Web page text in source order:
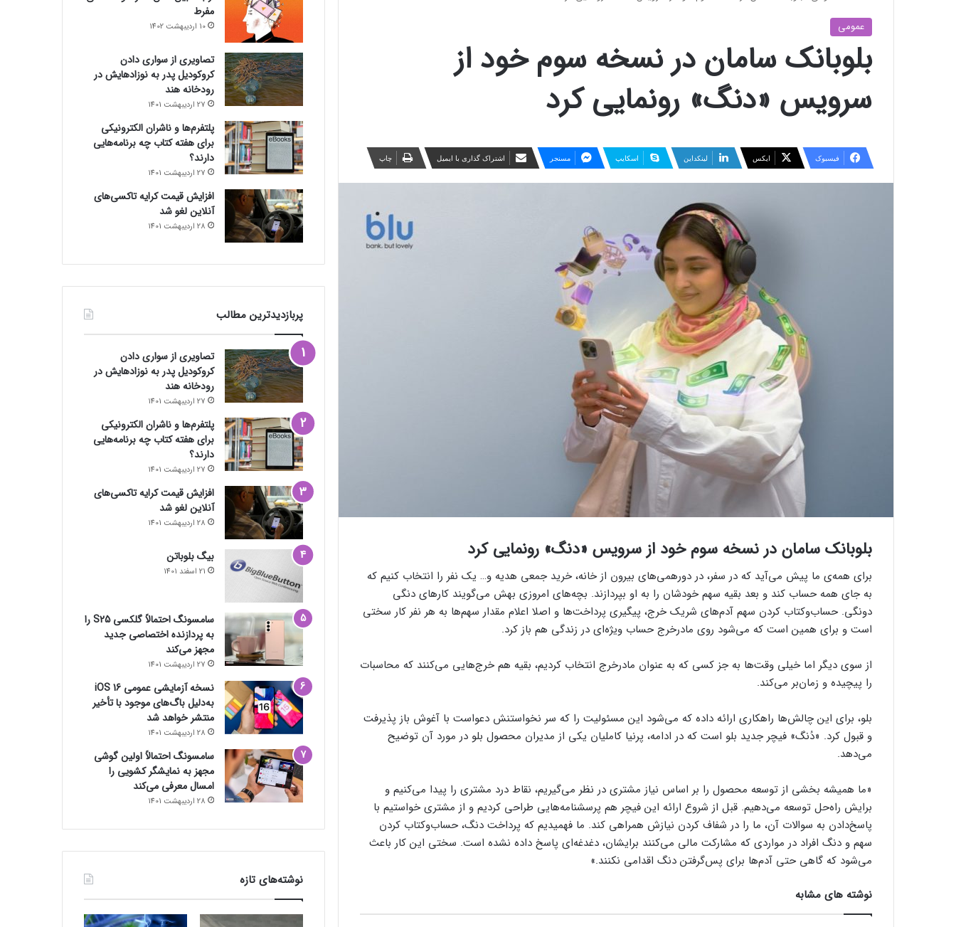
عمومی
بلوبانک سامان در نسخه سوم خود از
سرویس «دنگ» رونمایی کرد
فیسبوک ایکس لینکداین اسکایپ مسنجر اشتراک گذاری با ایمیل چاپ
بلوبانک سامان در نسخه سوم خود از سرویس «دنگ» رونمایی کرد
برای همه‌ی ما پیش می‌آید که در سفر، در دورهمی‌های بیرون از خانه، خرید جمعی هدیه و… یک نفر را انتخاب کنیم که
به جای همه حساب کند و بعد بقیه سهم خودشان را به او بپردازند. بچه‌های امروزی بهش می‌گویند کارهای دنگی‌
دونگی. حساب‌وکتاب کردن سهم آدم‌های شریک خرج، پیگیری پرداخت‌ها و اصلا اعلام مقدار سهم‌ها به هر نفر کار سختی
است و برای همین است که می‌شود روی مادرخرج حساب ویژه‌ای در زندگی هم باز کرد.
از سوی دیگر اما خیلی وقت‌ها به جز کسی که به عنوان مادرخرج انتخاب کردیم، بقیه هم خرج‌هایی می‌کنند که محاسبات
را پیچیده و زمان‌بر می‌کند.
بلو، برای این چالش‌ها راهکاری ارائه داده که می‌شود این مسئولیت را که سر نخواستنش دعواست با آغوش باز پذیرفت
و قبول کرد. «دُنگ» فیچر جدید بلو است که در ادامه، پرنیا کاملیان یکی از مدیران محصول بلو در مورد آن توضیح
می‌دهد.
«ما همیشه بخشی از توسعه‌ محصول را بر اساس نیاز مشتری در نظر می‌گیریم، نقاط درد مشتری را پیدا می‌کنیم و
برایش راه‌حل توسعه می‌دهیم. قبل از شروع ارائه‌ این فیچر هم پرسشنامه‌هایی طراحی کردیم و از مشتری خواستیم با
پاسخ‌دادن به سوالات آن، ما را در شفاف ‌کردن نیازش همراهی کند. ما فهمیدیم که پرداخت دنگ، حساب‌وکتاب کردن
سهم و دنگ افراد در مواردی که مشارکت مالی می‌کنند برایشان، دغدغه‌ای پاسخ ‌داده ‌نشده است. سختی این کار باعث
می‌شود که گاهی حتی آدم‌ها برای پس‌گرفتن دنگ اقدامی نکنند.»
نوشته های مشابه
مفرط
10 اردیبهشت 1402
تصاویری از سواری دادن
کروکودیل پدر به نوزادهایش در
رودخانه هند
27 اردیبهشت 1401
پلتفرم‌ها و ناشران الکترونیکی
برای هفته کتاب چه برنامه‌هایی
دارند؟
27 اردیبهشت 1401
افزایش قیمت کرایه تاکسی‌های
آنلاین لغو شد
28 اردیبهشت 1401
پربازدیدترین مطالب
تصاویری از سواری دادن
کروکودیل پدر به نوزادهایش در
رودخانه هند
27 اردیبهشت 1401
پلتفرم‌ها و ناشران الکترونیکی
برای هفته کتاب چه برنامه‌هایی
دارند؟
27 اردیبهشت 1401
افزایش قیمت کرایه تاکسی‌های
آنلاین لغو شد
28 اردیبهشت 1401
بیگ بلوباتن
21 اسفند 1401
سامسونگ احتمالاً گلکسی S25 را
به پردازنده اختصاصی جدید
مجهز می‌کند
27 اردیبهشت 1401
نسخه آزمایشی عمومی iOS 16
به‌دلیل باگ‌های موجود با تأخیر
منتشر خواهد شد
28 اردیبهشت 1401
سامسونگ احتمالاً اولین گوشی
مجهز به نمایشگر کشویی را
امسال معرفی می‌کند
28 اردیبهشت 1401
نوشته‌های تازه